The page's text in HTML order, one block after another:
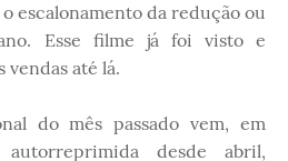
escalonamento da redução ou
Esse filme já foi visto e
até lá.
do mês passado vem, em
desde abril,